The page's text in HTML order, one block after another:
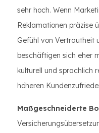
sehr hoch. Wenn
Reklamationen präzise
Gefühl von Vertrautheit
beschäftigen sich eher
kulturell und sprachlich
höheren
Maßgeschneiderte